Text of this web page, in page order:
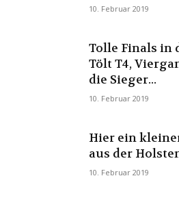
10. Februar 2019
Tolle Finals in
Tölt T4,
die Sieger...
10. Februar 2019
Hier ein
aus der
10. Februar 2019